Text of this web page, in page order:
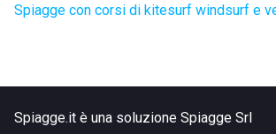
Spiagge con corsi di kitesurf windsurf e
Spiagge.it è una soluzione Spiagge Srl